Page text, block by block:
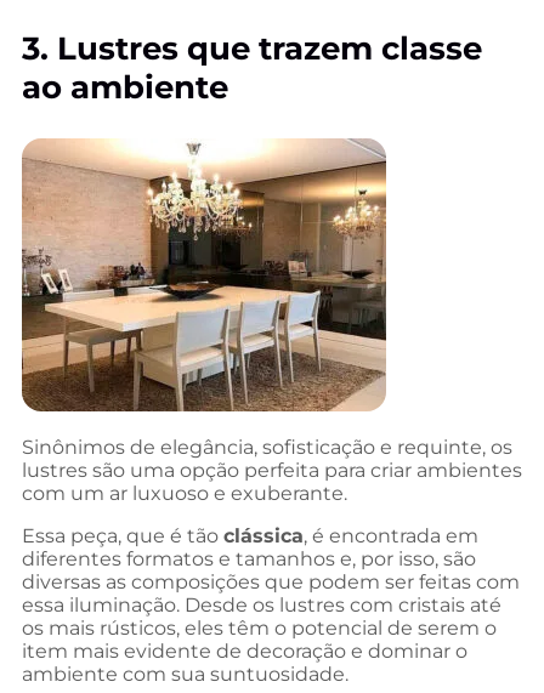
3. Lustres que trazem classe
ao ambiente
Sinônimos de elegância, sofisticação e requinte, os
lustres são uma opção perfeita para criar ambientes
com um ar luxuoso e exuberante.
Essa peça, que é tão clássica, é encontrada em
diferentes formatos e tamanhos e, por isso, são
diversas as composições que podem ser feitas com
essa iluminação. Desde os lustres com cristais até
os mais rústicos, eles têm o potencial de serem o
item mais evidente de decoração e dominar o
ambiente com sua suntuosidade.